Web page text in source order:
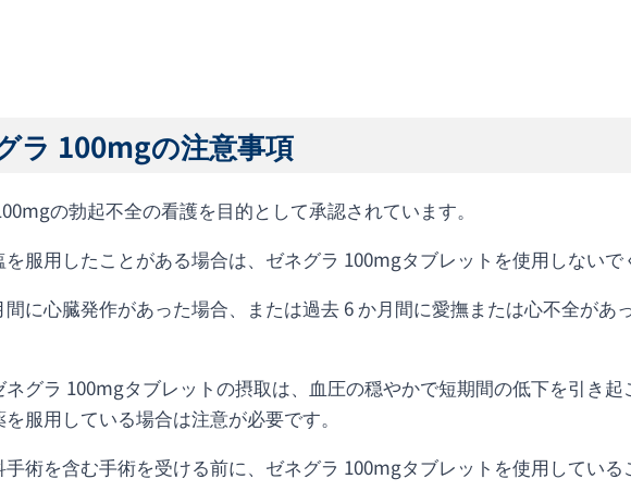
ラ 100mgの注意事項
の勃起不全の看護を目的として承認されています。
服用したことがある場合は、ゼネグラ 100mgタブレットを使用しないで
間に心臓発作があった場合、または過去 6 か月間に愛撫または心不全があ
グラ 100mgタブレットの摂取は、血圧の穏やかで短期間の低下を引き
服用している場合は注意が必要です。
術を含む手術を受ける前に、ゼネグラ 100mgタブレットを使用している